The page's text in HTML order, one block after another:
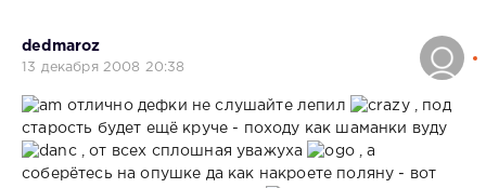
dedmaroz
13 декабря 2008 20:38
отлично дефки не слушайте лепил
, под
старость будет ещё круче - походу как шаманки вуду
, от всех сплошная уважуха
, а
соберётесь на опушке да как накроете поляну - вот